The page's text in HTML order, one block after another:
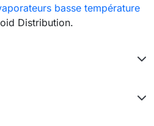
basse température
Distribution.